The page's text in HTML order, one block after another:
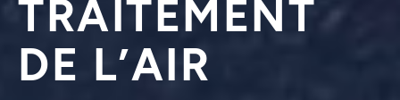
TRAITEMENT
DE L’AIR